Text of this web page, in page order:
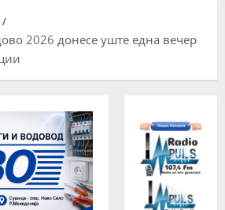
2026 донесе уште една вечер